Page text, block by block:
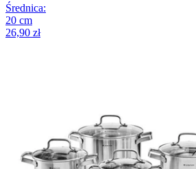
Średnica:
20 cm
26,90 zł